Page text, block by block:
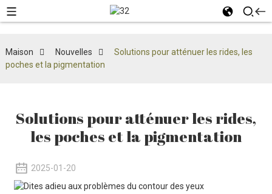
Maison Nouvelles
Solutions pour atténuer les rides, les
poches et la pigmentation
Solutions pour atténuer les rides,
les poches et la pigmentation
2025-01-20